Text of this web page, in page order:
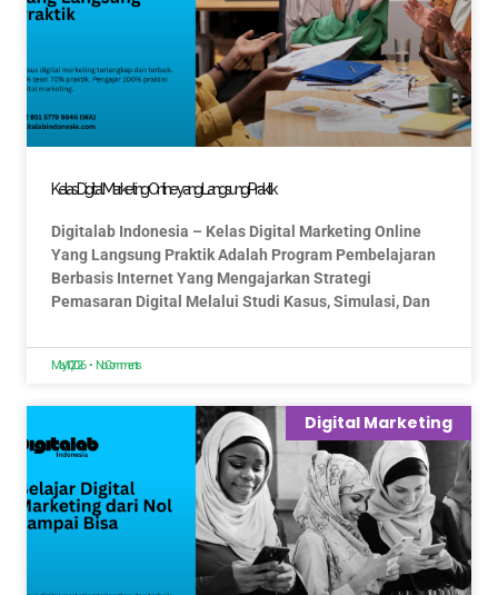
Kelas Digital Marketing Online yang Langsung Praktik
Digitalab Indonesia – Kelas Digital Marketing Online
Yang Langsung Praktik Adalah Program Pembelajaran
Berbasis Internet Yang Mengajarkan Strategi
Pemasaran Digital Melalui Studi Kasus, Simulasi, Dan
May 10, 2026 No Comments
Digital Marketing